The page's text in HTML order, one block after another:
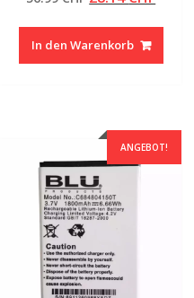
von 5
war:
56.99 CHF
In den Warenkorb
ANGEBOT!